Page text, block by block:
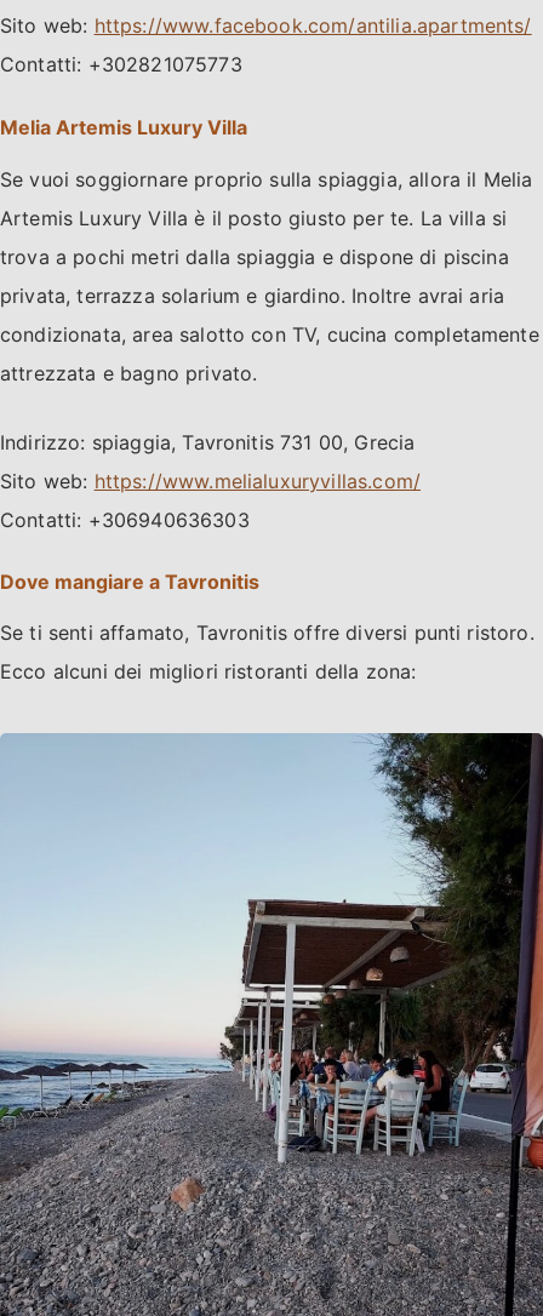
Sito web: https://www.facebook.com/antilia.apartments/
Contatti: +302821075773
Melia Artemis Luxury Villa
Se vuoi soggiornare proprio sulla spiaggia, allora il Melia
Artemis Luxury Villa è il posto giusto per te. La villa si
trova a pochi metri dalla spiaggia e dispone di piscina
privata, terrazza solarium e giardino. Inoltre avrai aria
condizionata, area salotto con TV, cucina completamente
attrezzata e bagno privato.
Indirizzo: spiaggia, Tavronitis 731 00, Grecia
Sito web: https://www.melialuxuryvillas.com/
Contatti: +306940636303
Dove mangiare a Tavronitis
Se ti senti affamato, Tavronitis offre diversi punti ristoro.
Ecco alcuni dei migliori ristoranti della zona: